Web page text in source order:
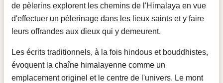
de pèlerins explorent les chemins de l'Himalaya en vue
d'effectuer un pèlerinage dans les lieux saints et y faire
leurs offrandes aux dieux qui y demeurent.
Les écrits traditionnels, à la fois hindous et bouddhistes,
évoquent la chaîne himalayenne comme un
emplacement originel et le centre de l'univers. Le mont